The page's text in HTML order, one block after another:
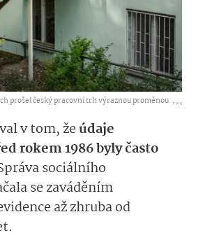
prošel český pracovní trh výraznou proměnou. ,...
v tom, žeúdaje
rokem 1986 byly často
sociálního
se zaváděním
až zhruba od